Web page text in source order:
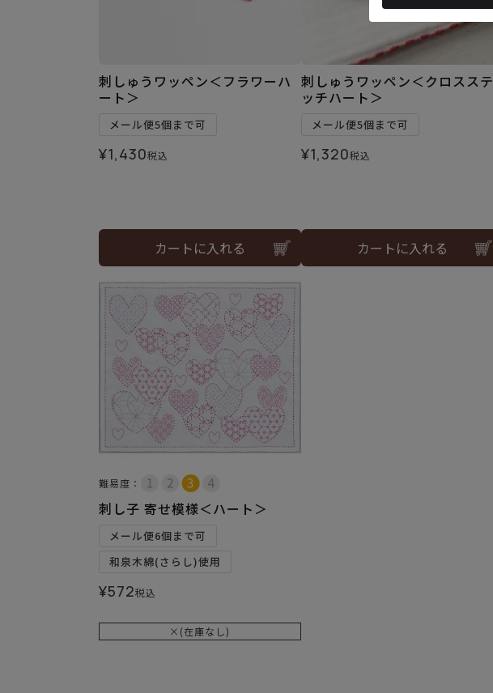
刺しゅうワッペン＜フラワーハ
ート＞
メール便5個まで可
¥1,430税込
カートに入れる
刺しゅうワッペン＜クロスステ
ッチハート＞
メール便5個まで可
¥1,320税込
カートに入れる
難易度：
刺し子 寄せ模様＜ハート＞
メール便6個まで可
和泉木綿(さらし)使用
¥572税込
×(在庫なし)